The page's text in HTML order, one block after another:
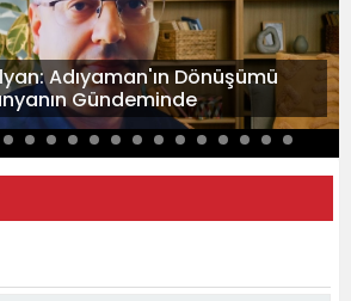
Adıyaman'ın Dönüşümü
Gündeminde